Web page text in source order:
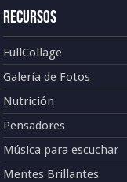
Recursos
FullCollage
Galería de Fotos
Nutrición
Pensadores
Música para escuchar
Mentes Brillantes